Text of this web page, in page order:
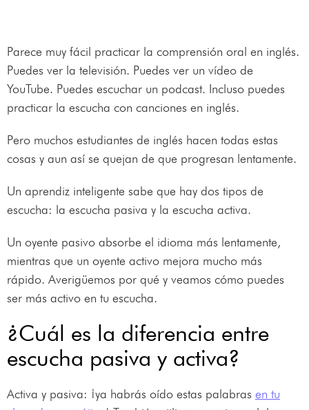
Parece muy fácil practicar la comprensión oral en inglés.
Puedes ver la televisión. Puedes ver un vídeo de
YouTube. Puedes escuchar un podcast. Incluso puedes
practicar la escucha con canciones en inglés.
Pero muchos estudiantes de inglés hacen todas estas
cosas y aun así se quejan de que progresan lentamente.
Un aprendiz inteligente sabe que hay dos tipos de
escucha: la escucha pasiva y la escucha activa.
Un oyente pasivo absorbe el idioma más lentamente,
mientras que un oyente activo mejora mucho más
rápido. Averigüemos por qué y veamos cómo puedes
ser más activo en tu escucha.
¿Cuál es la diferencia entre
escucha pasiva y activa?
Activa y pasiva: ¡ya habrás oído estas palabras en tu